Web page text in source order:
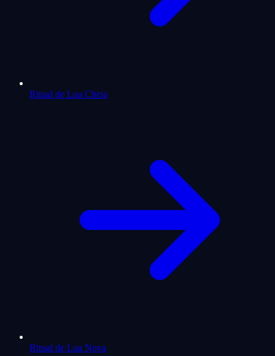
Ritual de Lua Cheia
Ritual de Lua Nova